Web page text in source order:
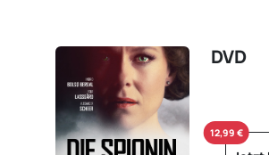
DVD
12,99 €